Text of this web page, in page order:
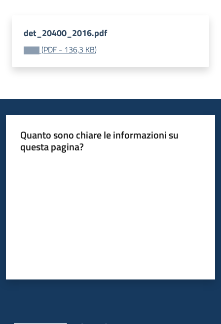
sociale
europeo
det_20400_2016.pdf
(PDF - 136,3 KB)
Quanto sono chiare le informazioni su
questa pagina?